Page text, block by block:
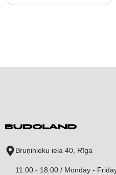
Bruņinieku iela 40, Rīga
11:00 - 18:00 / Monday -